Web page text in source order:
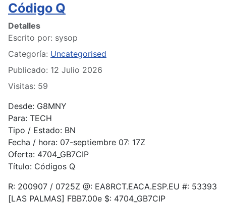
Código Q
Detalles
Escrito por: sysop
Categoría: Uncategorised
Publicado: 12 Julio 2026
Visitas: 59
Desde: G8MNY
Para: TECH
Tipo / Estado: BN
Fecha / hora: 07-septiembre 07: 17Z
Oferta: 4704_GB7CIP
Título: Códigos Q
R: 200907 / 0725Z @: EA8RCT.EACA.ESP.EU #: 53393
[LAS PALMAS] FBB7.00e $: 4704_GB7CIP